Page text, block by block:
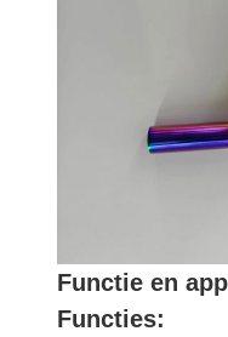
Functie en
Functies: